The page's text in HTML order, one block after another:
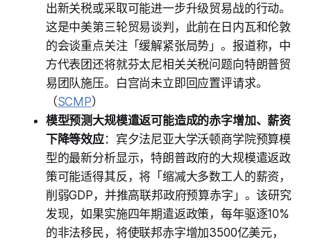
出新关税或采取可能进一步升级贸易战的行动。
这是中美第三轮贸易谈判，此前在日内瓦和伦敦
的会谈重点关注「缓解紧张局势」。报道称，中
方代表团还将就芬太尼相关关税问题向特朗普贸
易团队施压。白宫尚未立即回应置评请求。
（SCMP）
模型预测大规模遣返可能造成的赤字增加、薪资
下降等效应：宾夕法尼亚大学沃顿商学院预算模
型的最新分析显示，特朗普政府的大规模遣返政
策可能适得其反，将「缩减大多数工人的薪资，
削弱GDP，并推高联邦政府预算赤字」。该研究
发现，如果实施四年期遣返政策，每年驱逐10%
的非法移民，将使联邦赤字增加3500亿美元，